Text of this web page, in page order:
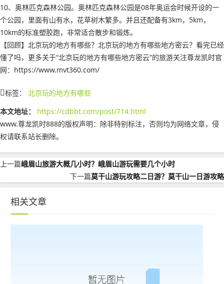
10、奥林匹克森林公园。奥林匹克森林公园是08年奥运会时候开设的一
个公园，里面有山有水，花草树木繁多。并且还配备有3km，5km，
10km的标准塑胶跑，非常适合散步和锻炼。
【回顾】北京玩的地方有哪些？北京玩的地方有哪些地方密云？看完已经
懂了吗，更多关于“北京玩的地方有哪些地方密云”的旅游关注尊龙凯时官
网：https://www.mvt360.com/
标签： 北京玩的地方有哪些
本文地址：
https://cdbbt.com/post/714.html
www.尊龙凯时888的版权声明： 除非特别标注，否则均为网络文章，侵
权请联系站长删除。
上一篇峨眉山旅游大概几小时？峨眉山游玩需要几个小时
下一篇莫干山游玩攻略二日游？莫干山一日游攻略
相关文章